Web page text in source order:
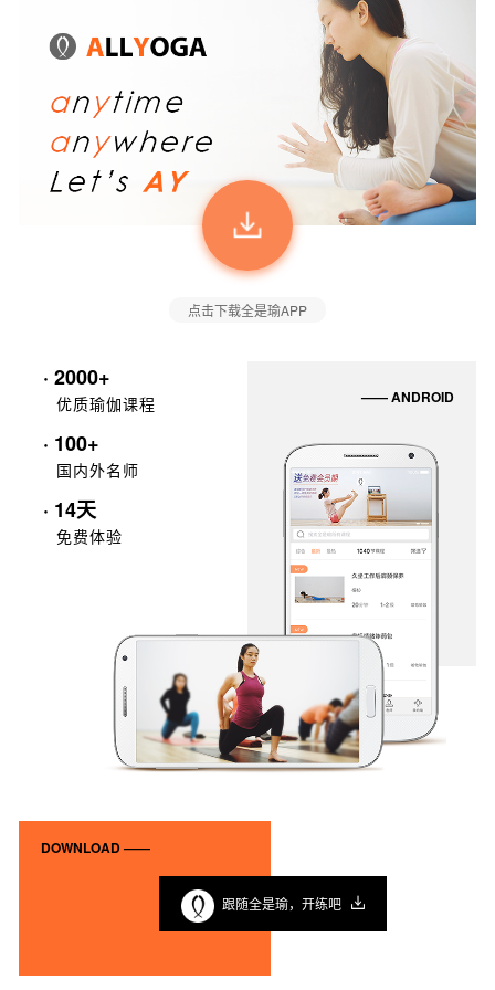
点击下载全是瑜APP
· 2000+
优质瑜伽课程
· 100+
国内外名师
· 14天
免费体验
—— ANDROID
DOWNLOAD ——
跟随全是瑜，开练吧